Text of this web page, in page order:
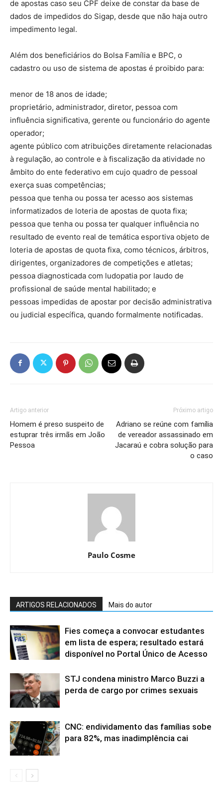
de apostas caso seu CPF deixe de constar da base de
dados de impedidos do Sigap, desde que não haja outro
impedimento legal.
Além dos beneficiários do Bolsa Família e BPC, o
cadastro ou uso de sistema de apostas é proibido para:
menor de 18 anos de idade;
proprietário, administrador, diretor, pessoa com
influência significativa, gerente ou funcionário do agente
operador;
agente público com atribuições diretamente relacionadas
à regulação, ao controle e à fiscalização da atividade no
âmbito do ente federativo em cujo quadro de pessoal
exerça suas competências;
pessoa que tenha ou possa ter acesso aos sistemas
informatizados de loteria de apostas de quota fixa;
pessoa que tenha ou possa ter qualquer influência no
resultado de evento real de temática esportiva objeto de
loteria de apostas de quota fixa, como técnicos, árbitros,
dirigentes, organizadores de competições e atletas;
pessoa diagnosticada com ludopatia por laudo de
profissional de saúde mental habilitado; e
pessoas impedidas de apostar por decisão administrativa
ou judicial específica, quando formalmente notificadas.
Artigo anterior
Homem é preso suspeito de
estuprar três irmãs em João
Pessoa
Próximo artigo
Adriano se reúne com família
de vereador assassinado em
Jacaraú e cobra solução para
o caso
Paulo Cosme
ARTIGOS RELACIONADOS Mais do autor
Fies começa a convocar estudantes
em lista de espera; resultado estará
disponível no Portal Único de Acesso
STJ condena ministro Marco Buzzi a
perda de cargo por crimes sexuais
CNC: endividamento das famílias sobe
para 82%, mas inadimplência cai